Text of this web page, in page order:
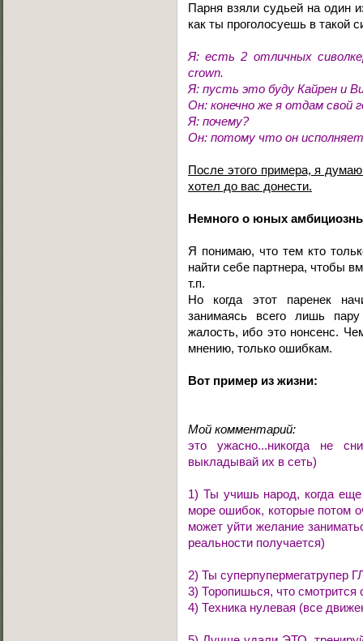
Парня взяли судьей на один
как ты проголосуешь в такой
Я: есть 2 отличных
crown.
Я: пусть это буду Кайрен и
Он: конечно же я отдам свой
Я: почему?
Он: потому что он
После этого примера, я
хотел до вас донести.
Немного о юных
Я понимаю, что тем кто
найти себе партнера, чтобы
т.п.
Но когда этот паренек
занимаясь всего лишь
жалость, ибо это нонсенс.
мнению, только ошибкам.
Вот пример из жизни:
Мой комментарий:
это ужасно...никогда не
выкладывай их в сеть)
1) Ты учишь народ, когда
море ошибок, которые потом
может уйти желание
реальности получается)
2) Ты суперпупермегатрупер
3) Торопишься, что смотрится
4) Техника нулевая (все